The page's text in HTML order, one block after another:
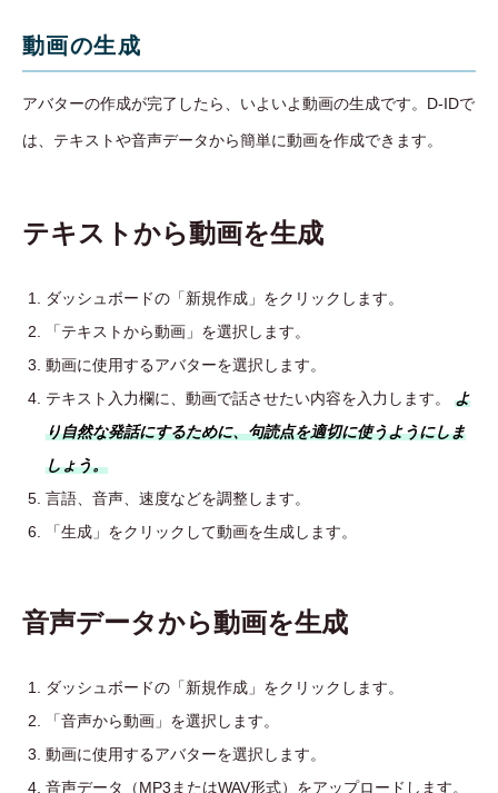
動画の生成
アバターの作成が完了したら、いよいよ動画の生成です。D-IDで
は、テキストや音声データから簡単に動画を作成できます。
テキストから動画を生成
ダッシュボードの「新規作成」をクリックします。
「テキストから動画」を選択します。
動画に使用するアバターを選択します。
テキスト入力欄に、動画で話させたい内容を入力します。 よ
り自然な発話にするために、句読点を適切に使うようにしま
しょう。
言語、音声、速度などを調整します。
「生成」をクリックして動画を生成します。
音声データから動画を生成
ダッシュボードの「新規作成」をクリックします。
「音声から動画」を選択します。
動画に使用するアバターを選択します。
音声データ（MP3またはWAV形式）をアップロードします。